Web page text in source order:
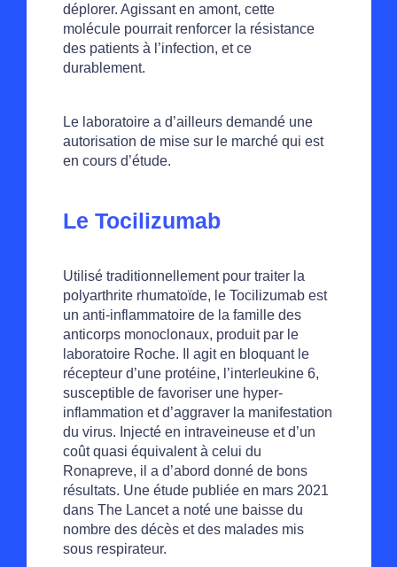
déplorer. Agissant en amont, cette
molécule pourrait renforcer la résistance
des patients à l’infection, et ce
durablement.
Le laboratoire a d’ailleurs demandé une
autorisation de mise sur le marché qui est
en cours d’étude.
Le Tocilizumab
Utilisé traditionnellement pour traiter la
polyarthrite rhumatoïde, le Tocilizumab est
un anti-inflammatoire de la famille des
anticorps monoclonaux, produit par le
laboratoire Roche. Il agit en bloquant le
récepteur d’une protéine, l’interleukine 6,
susceptible de favoriser une hyper-
inflammation et d’aggraver la manifestation
du virus. Injecté en intraveineuse et d’un
coût quasi équivalent à celui du
Ronapreve, il a d’abord donné de bons
résultats. Une étude publiée en mars 2021
dans The Lancet a noté une baisse du
nombre des décès et des malades mis
sous respirateur.